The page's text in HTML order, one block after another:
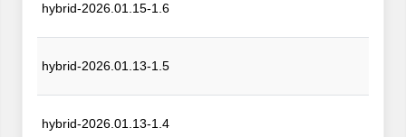
hybrid-2026.01.15-1.6
hybrid-2026.01.13-1.5
hybrid-2026.01.13-1.4